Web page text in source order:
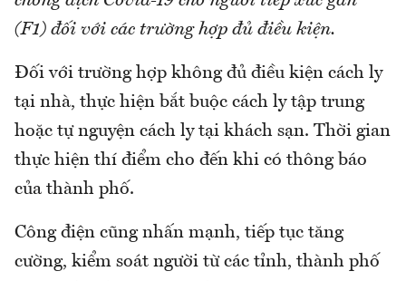
(F1) đối với các trường hợp đủ điều kiện.
Đối với trường hợp không đủ điều kiện cách ly
tại nhà, thực hiện bắt buộc cách ly tập trung
hoặc tự nguyện cách ly tại khách sạn. Thời gian
thực hiện thí điểm cho đến khi có thông báo
của thành phố.
Công điện cũng nhấn mạnh, tiếp tục tăng
cường, kiểm soát người từ các tỉnh, thành phố